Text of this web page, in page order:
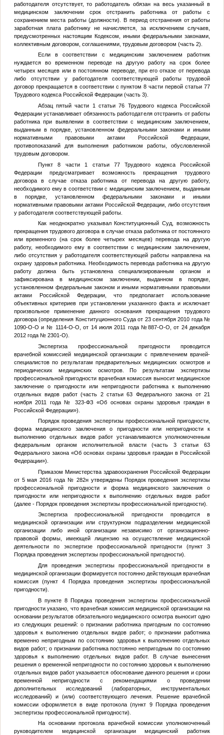
работодателя отсутствует, то работодатель обязан на весь указанный в
медицинском заключении срок отстранить работника от работы с
сохранением места работы (должности). В период отстранения от работы
заработная плата работнику не начисляется, за исключением случаев,
предусмотренных настоящим Кодексом, иными федеральными законами,
коллективным договором, соглашениями, трудовым договором (часть 2).
Если в соответствии с медицинским заключением работник
нуждается во временном переводе на другую работу на срок более
четырех месяцев или в постоянном переводе, при его отказе от перевода
либо отсутствии у работодателя соответствующей работы трудовой
договор прекращается в соответствии с пунктом 8 части первой статьи 77
Трудового кодекса Российской Федерации (часть 3).
Абзац пятый части 1 статьи 76 Трудового кодекса Российской
Федерации устанавливает обязанность работодателя отстранить от работы
работника при выявлении в соответствии с медицинским заключением,
выданным в порядке, установленном федеральными законами и иными
нормативными правовыми актами Российской Федерации,
противопоказаний для выполнения работником работы, обусловленной
трудовым договором.
Пункт 8 части 1 статьи 77 Трудового кодекса Российской
Федерации предусматривает возможность прекращения трудового
договора в случае отказа работника от перевода на другую работу,
необходимого ему в соответствии с медицинским заключением, выданным
в порядке, установленном федеральными законами и иными
нормативными правовыми актами Российской Федерации, либо отсутствия
у работодателя соответствующей работы.
Как неоднократно указывал Конституционный Суд, возможность
прекращения трудового договора в случае отказа работника от постоянного
или временного (на срок более четырех месяцев) перевода на другую
работу, необходимого ему в соответствии с медицинским заключением,
либо отсутствия у работодателя соответствующей работы направлена на
охрану здоровья работника. Необходимость перевода работника на другую
работу должна быть установлена специализированным органом и
зафиксирована в медицинском заключении, выданном в порядке,
установленном федеральным законом и иными нормативными правовыми
актами Российской Федерации, что предполагает использование
объективных критериев при установлении указанного факта и исключает
произвольное применение данного основания прекращения трудового
договора (определения Конституционного Суда от 23 сентября 2010 года №
1090-О-О и № 1114-О-О, от 14 июля 2011 года №887-О-О, от 24 декабря
2012 года № 2301-О).
Экспертиза профессиональной пригодности проводится
врачебной комиссией медицинской организации с привлечением врачей-
специалистов по результатам предварительных медицинских осмотров и
периодических медицинских осмотров. По результатам экспертизы
профессиональной пригодности врачебная комиссия выносит медицинское
заключение о пригодности или непригодности работника к выполнению
отдельных видов работ (часть 2 статьи 63 Федерального закона от 21
ноября 2011 года № 323-ФЗ «Об основах охраны здоровья граждан в
Российской Федерации»).
Порядок проведения экспертизы профессиональной пригодности,
форма медицинского заключения о пригодности или непригодности к
выполнению отдельных видов работ устанавливаются уполномоченным
федеральным органом исполнительной власти (часть 3 статьи 63
Федерального закона «Об основах охраны здоровья граждан в Российской
Федерации»).
Приказом Министерства здравоохранения Российской Федерации
от 5 мая 2016 года № 282н утверждены Порядок проведения экспертизы
профессиональной пригодности и форма медицинского заключения о
пригодности или непригодности к выполнению отдельных видов работ
(далее - Порядок проведения экспертизы профессиональной пригодности).
Экспертиза профессиональной пригодности проводится в
медицинской организации или структурном подразделении медицинской
организации либо иной организации независимо от организационно-
правовой формы, имеющей лицензию на осуществление медицинской
деятельности по экспертизе профессиональной пригодности (пункт 3
Порядка проведения экспертизы профессиональной пригодности).
Для проведения экспертизы профессиональной пригодности в
медицинской организации формируется постоянно действующая врачебная
комиссия (пункт 4 Порядка проведения экспертизы профессиональной
пригодности).
В пункте 8 Порядка проведения экспертизы профессиональной
пригодности указано, что врачебная комиссия медицинской организации на
основании результатов обязательного медицинского осмотра выносит одно
из следующих решений: о признании работника пригодным по состоянию
здоровья к выполнению отдельных видов работ; о признании работника
временно непригодным по состоянию здоровья к выполнению отдельных
видов работ; о признании работника постоянно непригодным по состоянию
здоровья к выполнению отдельных видов работ. В случае вынесения
решения о временной непригодности по состоянию здоровья к выполнению
отдельных видов работ указывается обоснование данного решения и сроки
временной непригодности с рекомендациями о проведении
дополнительных исследований (лабораторных, инструментальных
исследований) и (или) соответствующего лечения. Решение врачебной
комиссии оформляется в виде протокола (пункт 9 Порядка проведения
экспертизы профессиональной пригодности).
На основании протокола врачебной комиссии уполномоченный
руководителем медицинской организации медицинский работник